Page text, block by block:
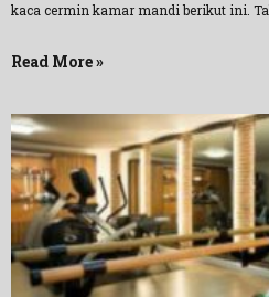
kaca cermin kamar mandi berikut ini.
Read More »